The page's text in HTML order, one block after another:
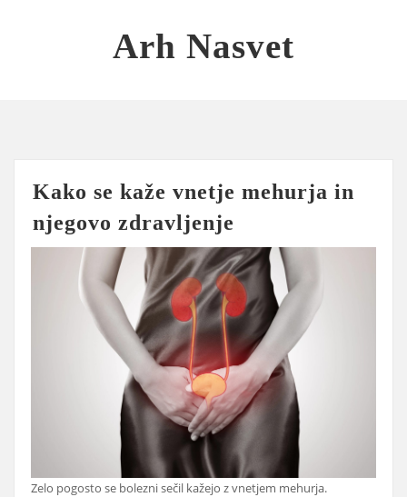
Arh Nasvet
Kako se kaže vnetje mehurja in
njegovo zdravljenje
Zelo pogosto se bolezni sečil kažejo z vnetjem mehurja.